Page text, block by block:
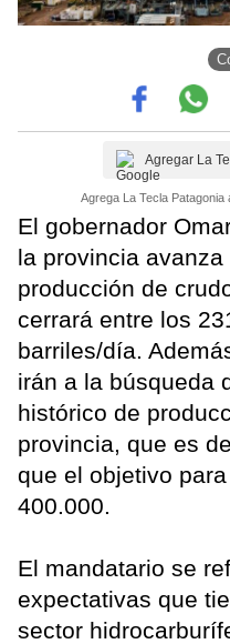
Agregar La
Agrega La Tecla Patagonia
El gobernador
la provincia
producción de
cerrará entre los
barriles/día.
irán a la búsqueda
histórico de
provincia, que es
que el objetivo
400.000.
El mandatario se
expectativas que
sector